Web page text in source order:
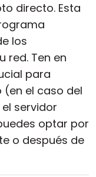
directo. Esta
los
red. Ten en
para
el caso del
servidor
optar por
o después de